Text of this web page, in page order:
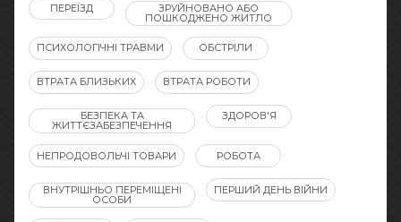
ПЕРЕЇЗД ЗРУЙНОВАНО АБО
ПОШКОДЖЕНО ЖИТЛО
ПСИХОЛОГІЧНІ ТРАВМИ ОБСТРІЛИ
ВТРАТА БЛИЗЬКИХ ВТРАТА РОБОТИ
БЕЗПЕКА ТА
ЖИТТЄЗАБЕЗПЕЧЕННЯ
ЗДОРОВ'Я
НЕПРОДОВОЛЬЧІ ТОВАРИ РОБОТА
ВНУТРІШНЬО ПЕРЕМІЩЕНІ
ОСОБИ
ПЕРШИЙ ДЕНЬ ВІЙНИ